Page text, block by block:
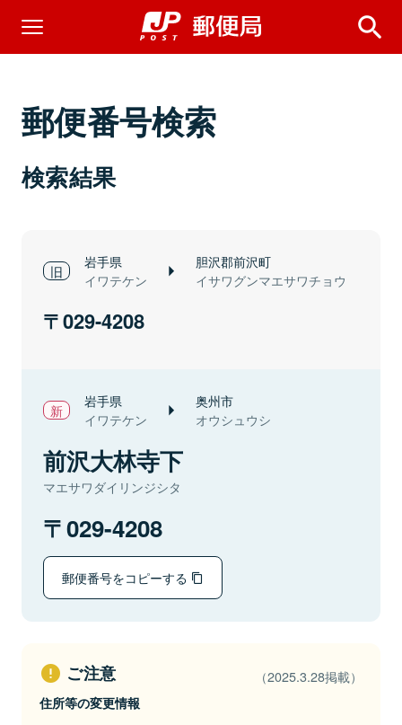
郵便番号検索
検索結果
岩手県
イワテケン
胆沢郡前沢町
イサワグンマエサワチョウ
029-4208
岩手県
イワテケン
奥州市
オウシュウシ
前沢大林寺下
マエサワダイリンジシタ
029-4208
郵便番号をコピーする
ご注意 （2025.3.28掲載）
住所等の変更情報